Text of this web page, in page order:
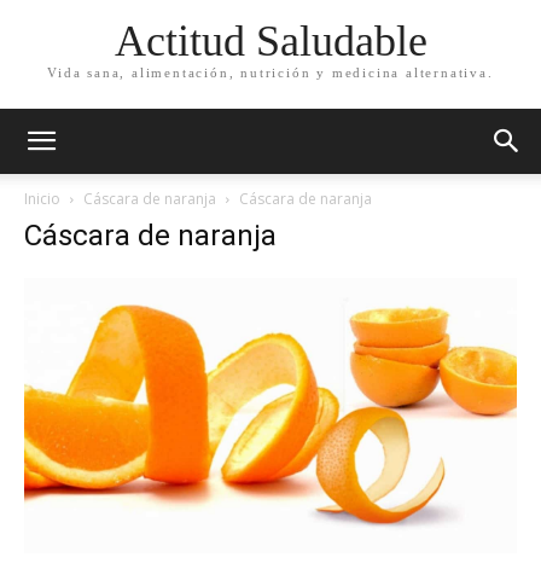
Actitud Saludable
Vida sana, alimentación, nutrición y medicina alternativa.
Inicio Cáscara de naranja Cáscara de naranja
Cáscara de naranja